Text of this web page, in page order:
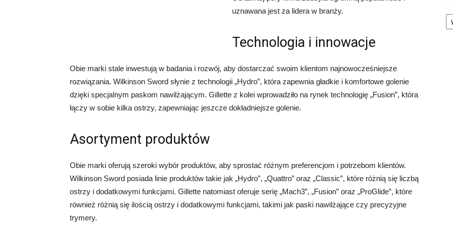
uznawana jest za lidera w branży.
Technologia i innowacje
Obie marki stale inwestują w badania i rozwój, aby dostarczać swoim klientom najnowocześniejsze
rozwiązania. Wilkinson Sword słynie z technologii „Hydro”, która zapewnia gładkie i komfortowe golenie
dzięki specjalnym paskom nawilżającym. Gillette z kolei wprowadziło na rynek technologię „Fusion”, która
łączy w sobie kilka ostrzy, zapewniając jeszcze dokładniejsze golenie.
Asortyment produktów
Obie marki oferują szeroki wybór produktów, aby sprostać różnym preferencjom i potrzebom klientów.
Wilkinson Sword posiada linie produktów takie jak „Hydro”, „Quattro” oraz „Classic”, które różnią się liczbą
ostrzy i dodatkowymi funkcjami. Gillette natomiast oferuje serię „Mach3”, „Fusion” oraz „ProGlide”, które
również różnią się ilością ostrzy i dodatkowymi funkcjami, takimi jak paski nawilżające czy precyzyjne
trymery.